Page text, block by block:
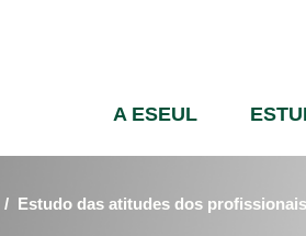
principal
A ESEUL
Estudo das atitudes dos